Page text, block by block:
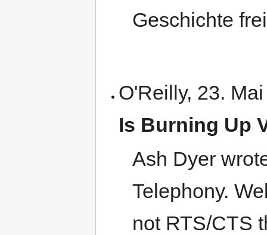
Geschichte
O'Reilly, 23.
Is Burning Up
Ash Dyer
Telephony.
not RTS/CTS